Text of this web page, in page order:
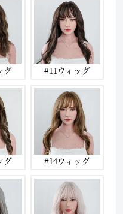
グ #11ウィッグ
グ #14ウィッグ